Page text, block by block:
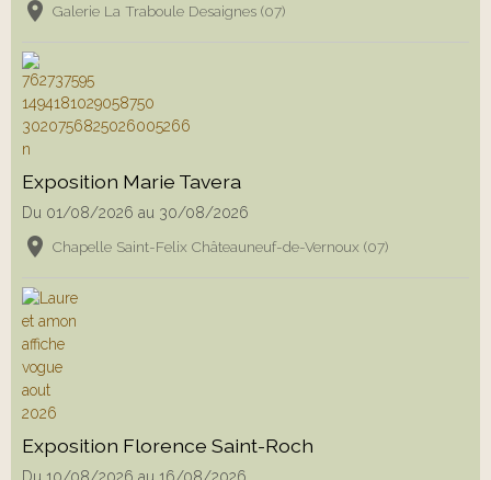
Galerie La Traboule Desaignes (07)
Exposition Marie Tavera
Du 01/08/2026 au 30/08/2026
Chapelle Saint-Felix Châteauneuf-de-Vernoux (07)
Exposition Florence Saint-Roch